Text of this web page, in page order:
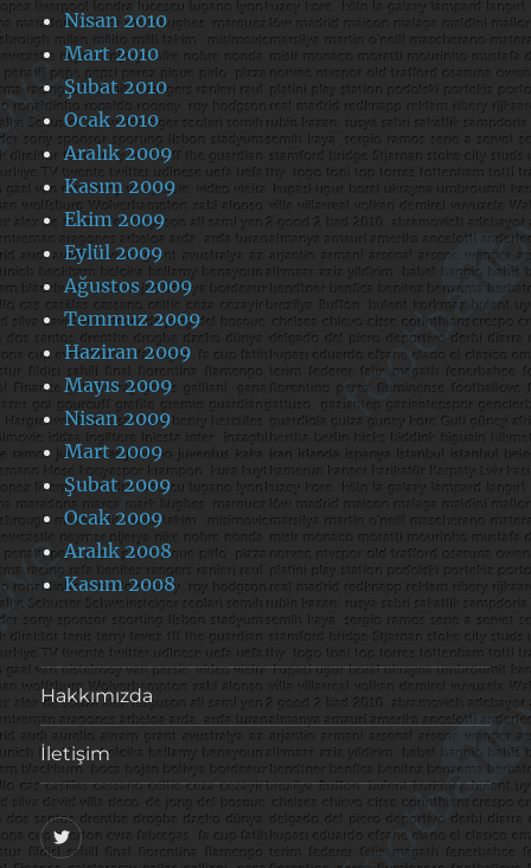
Nisan 2010
Mart 2010
Şubat 2010
Ocak 2010
Aralık 2009
Kasım 2009
Ekim 2009
Eylül 2009
Ağustos 2009
Temmuz 2009
Haziran 2009
Mayıs 2009
Nisan 2009
Mart 2009
Şubat 2009
Ocak 2009
Aralık 2008
Kasım 2008
Hakkımızda
İletişim
@footballove